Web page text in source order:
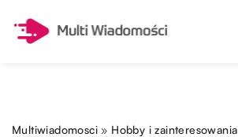
Multiwiadomosci » Hobby i zainteresowania